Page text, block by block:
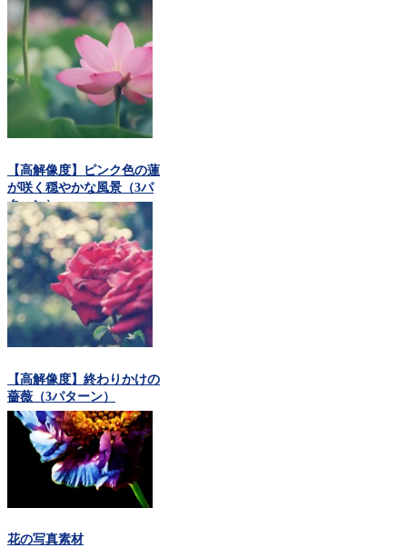
【高解像度】ピンク色の蓮
が咲く穏やかな風景（3パ
ターン）
【高解像度】終わりかけの
薔薇（3パターン）
花の写真素材